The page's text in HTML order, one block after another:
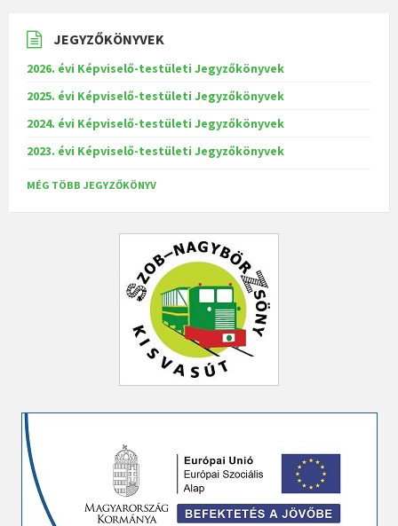
JEGYZŐKÖNYVEK
2026. évi Képviselő-testületi Jegyzőkönyvek
2025. évi Képviselő-testületi Jegyzőkönyvek
2024. évi Képviselő-testületi Jegyzőkönyvek
2023. évi Képviselő-testületi Jegyzőkönyvek
MÉG TÖBB JEGYZŐKÖNYV